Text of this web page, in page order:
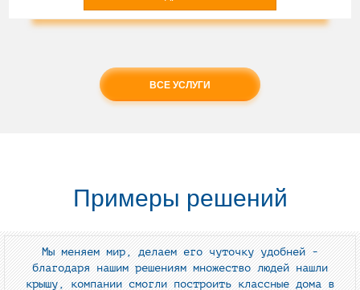
ВСЕ УСЛУГИ
Примеры решений
Мы меняем мир, делаем его чуточку удобней -
благодаря нашим решениям множество людей нашли
крышу, компании смогли построить классные дома в